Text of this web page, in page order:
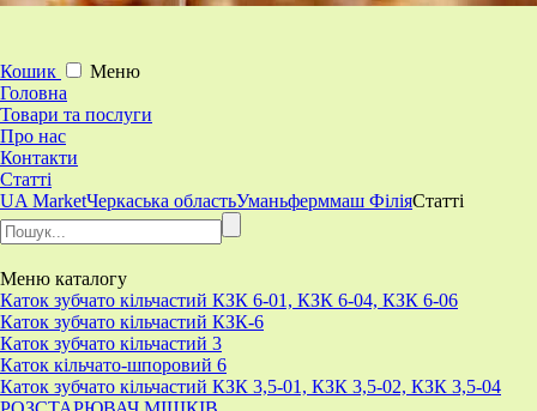
Кошик
Меню
Головна
Товари та послуги
Про нас
Контакти
Статті
UA MarketЧеркаська областьУманьферммаш ФіліяСтатті
Меню каталогу
Каток зубчато кільчастий КЗК 6-01, КЗК 6-04, КЗК 6-06
Каток зубчато кільчастий КЗК-6
Каток зубчато кільчастий 3
Каток кільчато-шпоровий 6
Каток зубчато кільчастий КЗК 3,5-01, КЗК 3,5-02, КЗК 3,5-04